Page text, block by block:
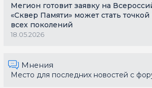
Мегион готовит заявку на
«Сквер Памяти» может стать
всех поколений
18.05.2026
Мнения
Место для последних новостей с